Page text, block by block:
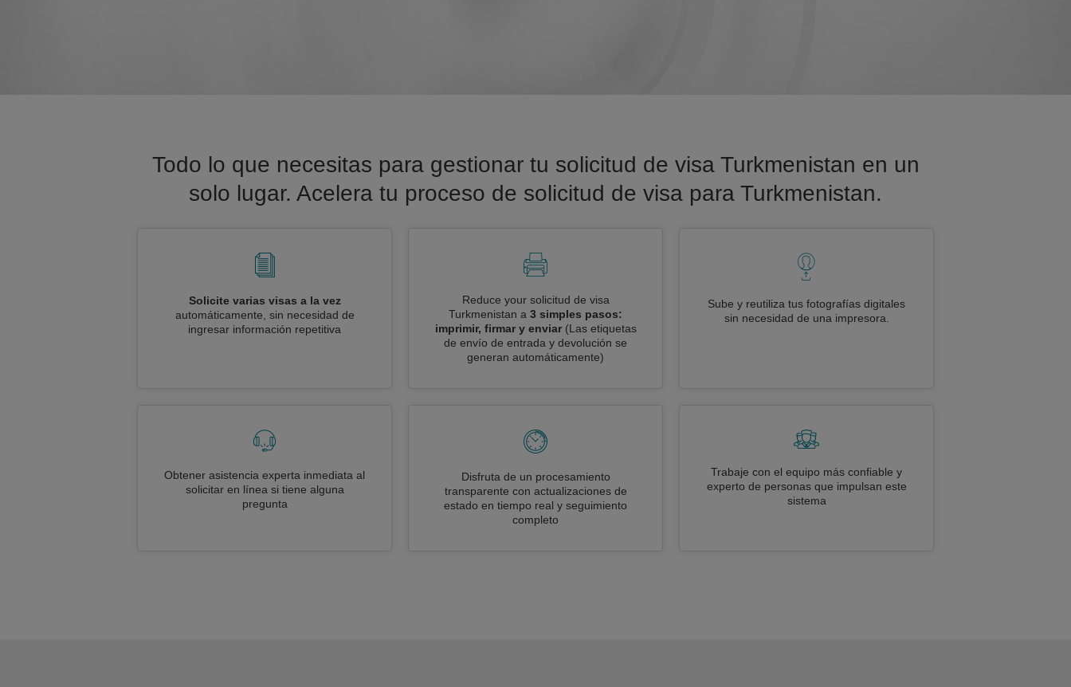
Todo lo que necesitas para gestionar tu solicitud de visa Turkmenistan en un
solo lugar. Acelera tu proceso de solicitud de visa para Turkmenistan.
Solicite varias visas a la vez
automáticamente, sin necesidad de
ingresar información repetitiva
Reduce your solicitud de visa
Turkmenistan a 3 simples pasos:
imprimir, firmar y enviar (Las etiquetas
de envío de entrada y devolución se
generan automáticamente)
Sube y reutiliza tus fotografías digitales
sin necesidad de una impresora.
Obtener asistencia experta inmediata al
solicitar en línea si tiene alguna
pregunta
Disfruta de un procesamiento
transparente con actualizaciones de
estado en tiempo real y seguimiento
completo
Trabaje con el equipo más confiable y
experto de personas que impulsan este
sistema